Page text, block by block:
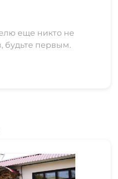
еще никто не
будьте первым.